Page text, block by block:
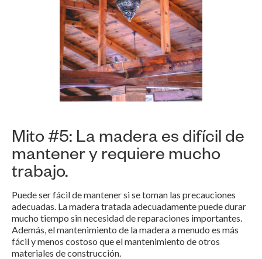
Mito #5: La madera es difícil de
mantener y requiere mucho
trabajo.
Puede ser fácil de mantener si se toman las precauciones
adecuadas. La madera tratada adecuadamente puede durar
mucho tiempo sin necesidad de reparaciones importantes.
Además, el mantenimiento de la madera a menudo es más
fácil y menos costoso que el mantenimiento de otros
materiales de construcción.